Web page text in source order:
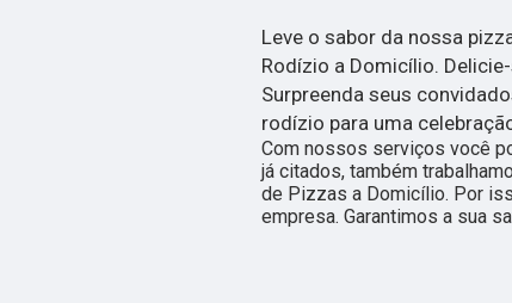
Leve o sabor da nossa
Rodízio a Domicílio.
Surpreenda seus
rodízio para uma
Com nossos serviços você
já citados, também
de Pizzas a Domicílio. Por
empresa. Garantimos a sua